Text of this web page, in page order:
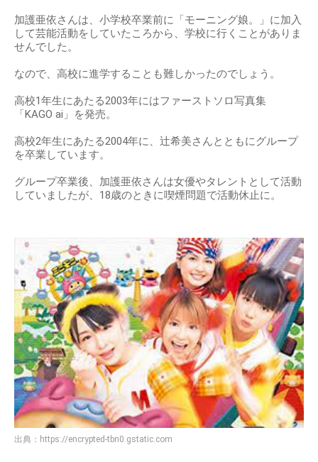
加護亜依さんは、小学校卒業前に「モーニング娘。」に加入
して芸能活動をしていたころから、学校に行くことがありま
せんでした。
なので、高校に進学することも難しかったのでしょう。
高校1年生にあたる2003年にはファーストソロ写真集
「KAGO ai」を発売。
高校2年生にあたる2004年に、辻希美さんとともにグループ
を卒業しています。
グループ卒業後、加護亜依さんは女優やタレントとして活動
していましたが、18歳のときに喫煙問題で活動休止に。
出典： https://encrypted-tbn0.gstatic.com